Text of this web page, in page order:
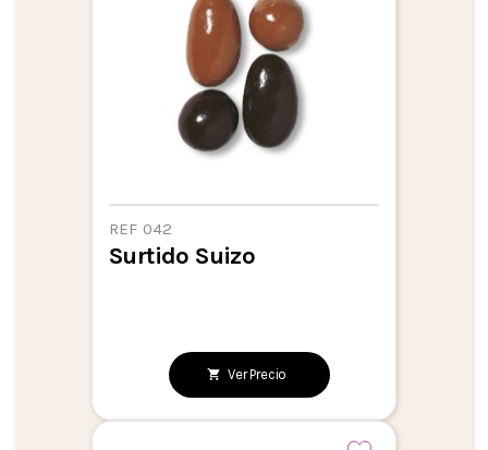
REF 042
Surtido Suizo
Ver Precio